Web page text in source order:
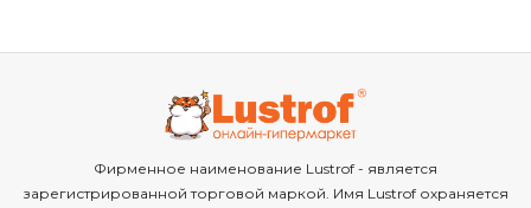
Фирменное наименование Lustrof - является
зарегистрированной торговой маркой. Имя Lustrof охраняется